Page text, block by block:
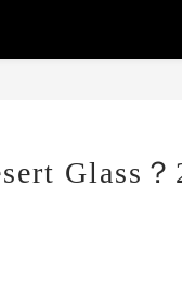
Glass？